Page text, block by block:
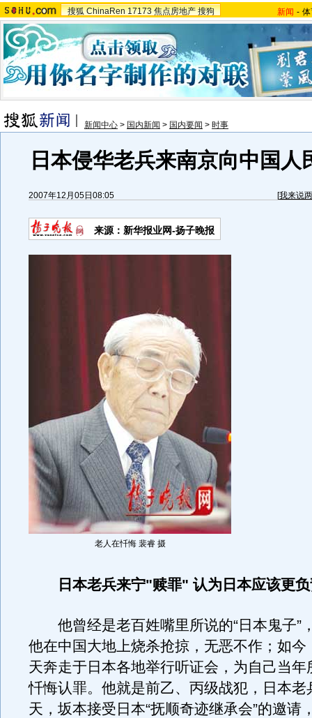
搜狐 ChinaRen 17173 焦点房地产 搜狗 新闻 -
新闻中心 > 国内新闻 > 国内要闻 > 时事
日本侵华老兵来南京向中国人
2007年12月05日08:05 [我来说
来源：新华报业网-扬子晚报
老人在忏悔 裴睿 摄
日本老兵来宁"赎罪" 认为日本应该更
他曾经是老百姓嘴里所说的“日本鬼子”
他在中国大地上烧杀抢掠，无恶不作；如今
天奔走于日本各地举行听证会，为自己当年
忏悔认罪。他就是前乙、丙级战犯，日本老
天，坂本接受日本“抚顺奇迹继承会”的邀请